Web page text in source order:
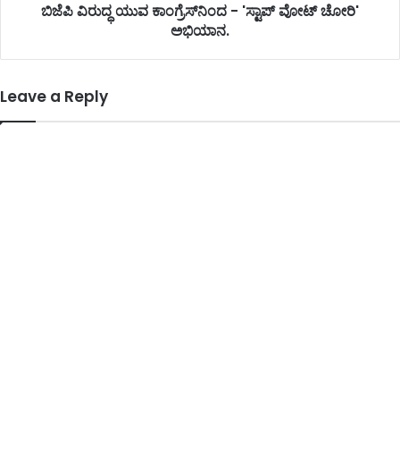
ಬಿಜೆಪಿ ವಿರುದ್ಧ ಯುವ ಕಾಂಗ್ರೆಸ್‌ನಿಂದ - 'ಸ್ಟಾಪ್ ವೋಟ್ ಚೋರಿ'
ಅಭಿಯಾನ.
Leave a Reply